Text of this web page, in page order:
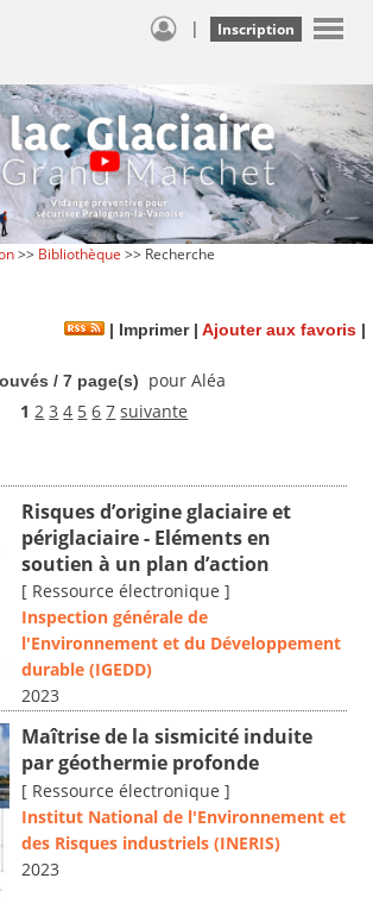
| Inscription
>> Bibliothèque >> Recherche
| Imprimer| Ajouter aux favoris |
/ 7 page(s)
pour Aléa
1 2 3 4 5 6 7 suivante
Risques d’origine glaciaire et
périglaciaire - Eléments en
soutien à un plan d’action
[ Ressource électronique ]
Inspection générale de
l'Environnement et du Développement
durable (IGEDD)
2023
Maîtrise de la sismicité induite
par géothermie profonde
[ Ressource électronique ]
Institut National de l'Environnement et
des Risques industriels (INERIS)
2023